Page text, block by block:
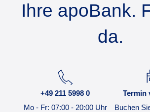
Ihre apoBank.
da.
+49 211 5998 0
Mo - Fr: 07:00 - 20:00 Uhr
Termin
Buchen